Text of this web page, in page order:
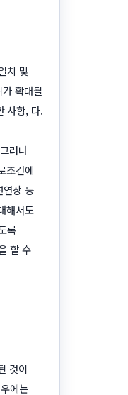
치 및
확대될
사항, 다.
러나
조건에
연장 등
해서도
록
할 수
것이
에는